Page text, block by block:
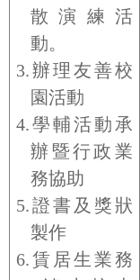
散演練活
動。
3.辦理友善校
園活動
4.學輔活動承
辦暨行政業
務協助
5.證書及獎狀
製作
6.賃居生業務